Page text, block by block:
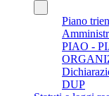
Piano
PIAO -
DUP